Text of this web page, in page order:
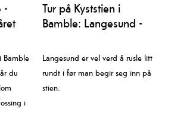
-
Bamble
du
i
Tur på Kyststien i
Bamble: Langesund -
Langesund er vel verd å rusle litt
rundt i før man begir seg inn på
stien.